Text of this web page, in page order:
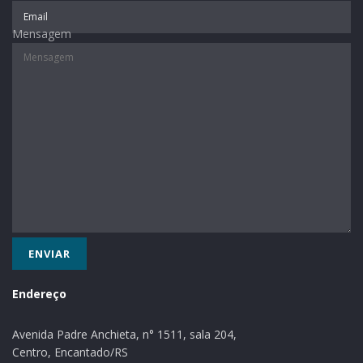
Mensagem
Endereço
Avenida Padre Anchieta, n° 1511, sala 204,
Centro, Encantado/RS